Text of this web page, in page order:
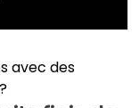
avec des